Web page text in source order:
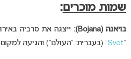
שמות מוכרים:
בויאנה (Bojana):
“
Svet” (בעברית: “העולם”) והגיעה למקום